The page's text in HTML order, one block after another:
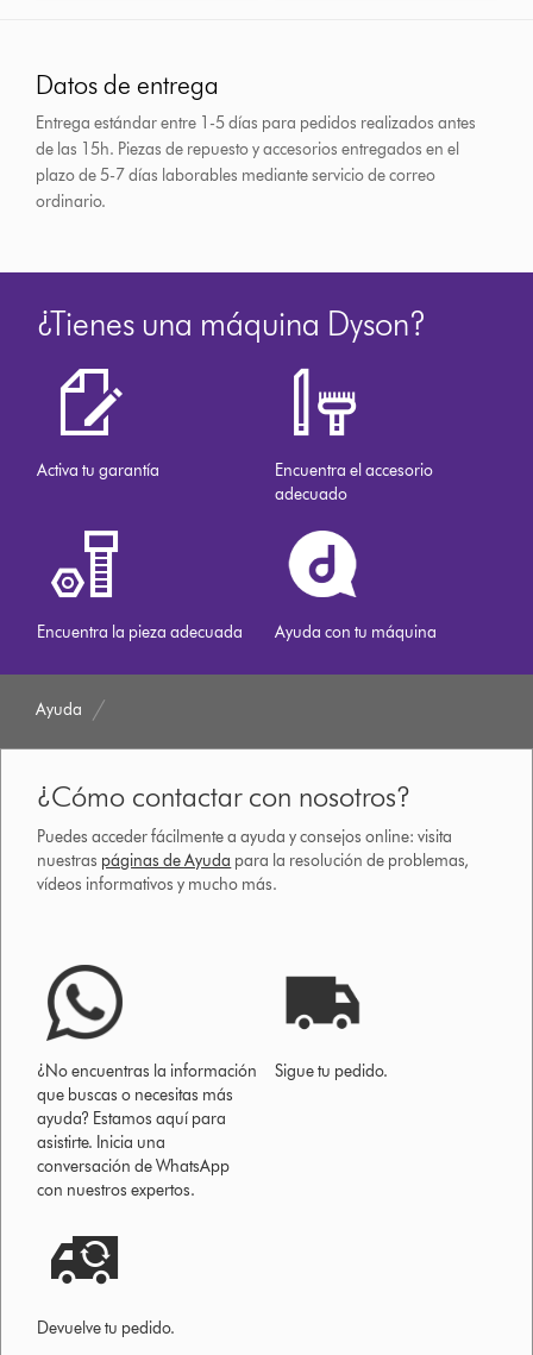
Datos de entrega
Entrega estándar entre 1-5 días para pedidos realizados antes
de las 15h. Piezas de repuesto y accesorios entregados en el
plazo de 5-7 días laborables mediante servicio de correo
ordinario.
¿Tienes una máquina Dyson?
Activa tu garantía
Encuentra el accesorio
adecuado
Encuentra la pieza adecuada Ayuda con tu máquina
Ayuda
¿Cómo contactar con nosotros?
Puedes acceder fácilmente a ayuda y consejos online: visita
nuestras páginas de Ayuda para la resolución de problemas,
vídeos informativos y mucho más.
¿No encuentras la información
que buscas o necesitas más
ayuda? Estamos aquí para
asistirte. Inicia una
conversación de WhatsApp
con nuestros expertos.
Sigue tu pedido.
Devuelve tu pedido.